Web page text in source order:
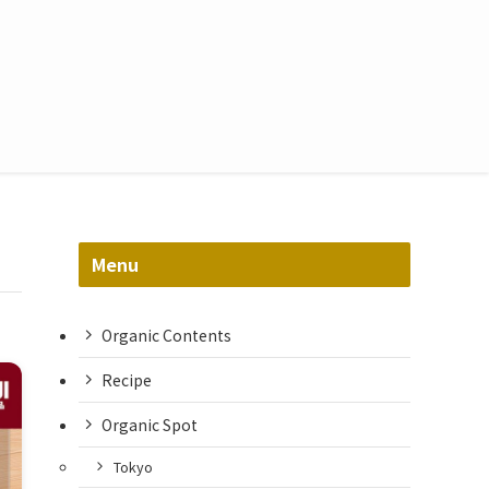
Menu
Organic Contents
Recipe
Organic Spot
Tokyo